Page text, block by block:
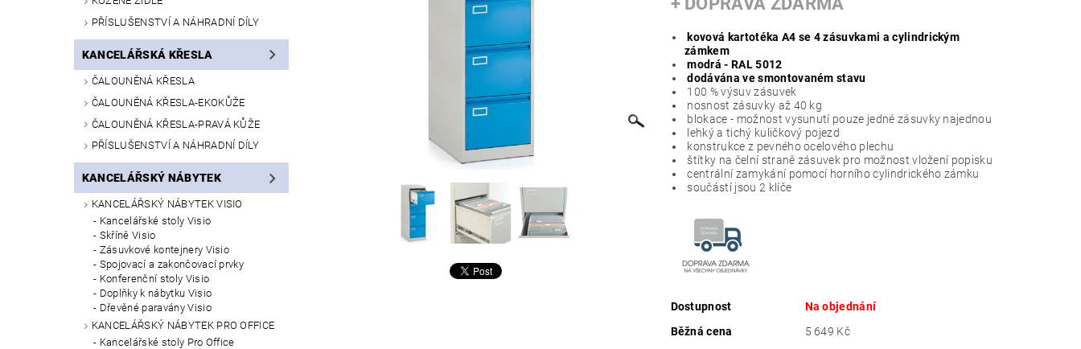
PŘÍSLUŠENSTVÍ A NÁHRADNÍ DÍLY
KANCELÁŘSKÁ KŘESLA
ČALOUNĚNÁ KŘESLA
ČALOUNĚNÁ KŘESLA-EKOKŮŽE
ČALOUNĚNÁ KŘESLA-PRAVÁ KŮŽE
PŘÍSLUŠENSTVÍ A NÁHRADNÍ DÍLY
KANCELÁŘSKÝ NÁBYTEK
KANCELÁŘSKÝ NÁBYTEK VISIO
Kancelářské stoly Visio
Skříně Visio
Zásuvkové kontejnery Visio
Spojovací a zakončovací prvky
Konferenční stoly Visio
Doplňky k nábytku Visio
Dřevěné paravány Visio
KANCELÁŘSKÝ NÁBYTEK PRO OFFICE
Kancelářské stoly Pro Office
kovová kartotéka A4 se 4 zásuvkami a cylindrickým
zámkem
modrá - RAL 5012
dodávána ve smontovaném stavu
100 % výsuv zásuvek
nosnost zásuvky až 40 kg
blokace - možnost vysunutí pouze jedné zásuvky najednou
lehký a tichý kuličkový pojezd
konstrukce z pevného ocelového plechu
štítky na čelní straně zásuvek pro možnost vložení popisku
centrální zamykání pomocí horního cylindrického zámku
součástí jsou 2 klíče
Dostupnost
Na objednání
Běžná cena
5 649 Kč